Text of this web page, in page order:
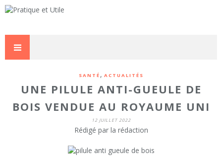
SANTÉ , ACTUALITÉS
UNE PILULE ANTI-GUEULE DE
BOIS VENDUE AU ROYAUME UNI
12 JUILLET 2022
Rédigé par la rédaction